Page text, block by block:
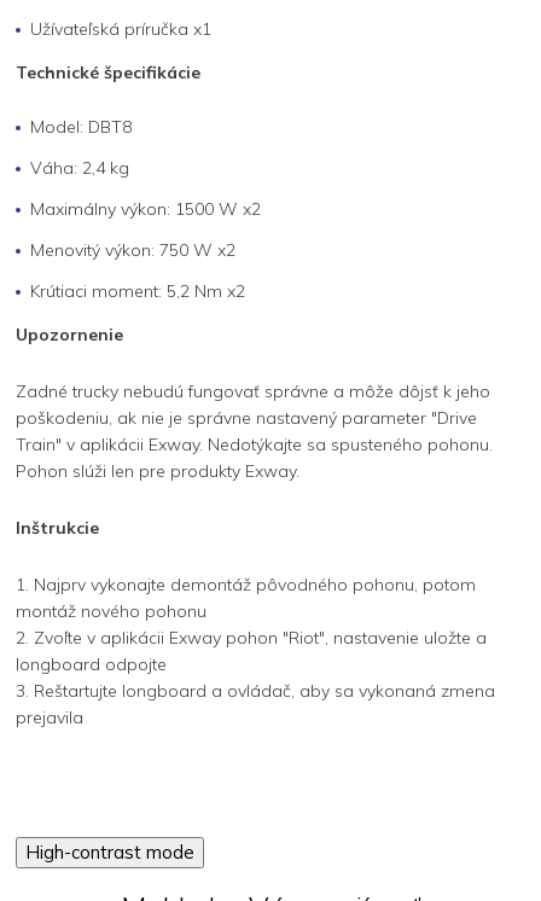
Užívateľská príručka x1
Technické špecifikácie
Model: DBT8
Váha: 2,4 kg
Maximálny výkon: 1500 W x2
Menovitý výkon: 750 W x2
Krútiaci moment: 5,2 Nm x2
Upozornenie
Zadné trucky nebudú fungovať správne a môže dôjsť k jeho
poškodeniu, ak nie je správne nastavený parameter "Drive
Train" v aplikácii Exway. Nedotýkajte sa spusteného pohonu.
Pohon slúži len pre produkty Exway.
Inštrukcie
1. Najprv vykonajte demontáž pôvodného pohonu, potom
montáž nového pohonu
2. Zvoľte v aplikácii Exway pohon "Riot", nastavenie uložte a
longboard odpojte
3. Reštartujte longboard a ovládač, aby sa vykonaná zmena
prejavila
High-contrast mode